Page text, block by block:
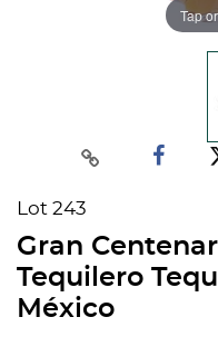
Tap
Lot 243
Gran
Tequilero
México